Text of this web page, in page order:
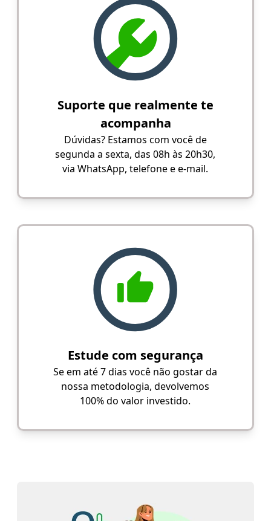
Suporte que realmente te
acompanha
Dúvidas? Estamos com você de
segunda a sexta, das 08h às 20h30,
via WhatsApp, telefone e e-mail.
Estude com segurança
Se em até 7 dias você não gostar da
nossa metodologia, devolvemos
100% do valor investido.